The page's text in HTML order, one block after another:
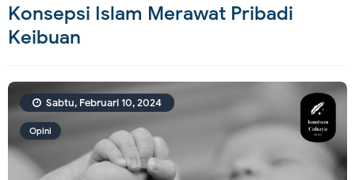
Konsepsi Islam Merawat Pribadi
Keibuan
Opini
Sabtu, Februari 10, 2024